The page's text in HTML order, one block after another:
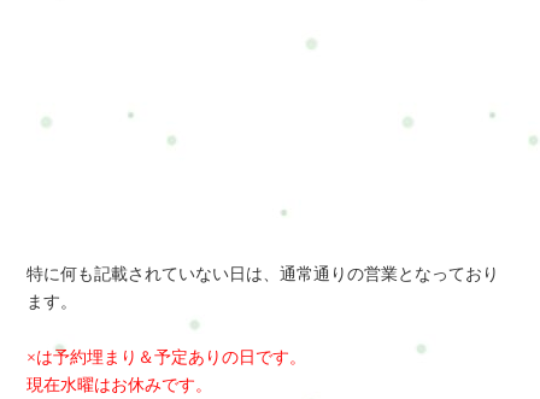
特に何も記載されていない日は、通常通りの営業となっており
ます。
×は予約埋まり＆予定ありの日です。
現在水曜はお休みです。